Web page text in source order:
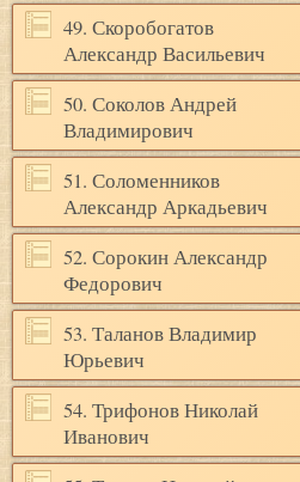
49. Скоробогатов
Александр Васильевич
50. Соколов Андрей
Владимирович
51. Соломенников
Александр Аркадьевич
52. Сорокин Александр
Федорович
53. Таланов Владимир
Юрьевич
54. Трифонов Николай
Иванович